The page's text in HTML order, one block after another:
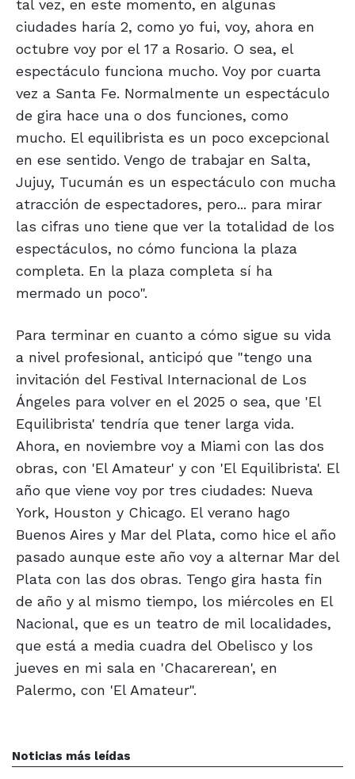
tal vez, en este momento, en algunas
ciudades haría 2, como yo fui, voy, ahora en
octubre voy por el 17 a Rosario. O sea, el
espectáculo funciona mucho. Voy por cuarta
vez a Santa Fe. Normalmente un espectáculo
de gira hace una o dos funciones, como
mucho. El equilibrista es un poco excepcional
en ese sentido. Vengo de trabajar en Salta,
Jujuy, Tucumán es un espectáculo con mucha
atracción de espectadores, pero... para mirar
las cifras uno tiene que ver la totalidad de los
espectáculos, no cómo funciona la plaza
completa. En la plaza completa sí ha
mermado un poco".
Para terminar en cuanto a cómo sigue su vida
a nivel profesional, anticipó que "tengo una
invitación del Festival Internacional de Los
Ángeles para volver en el 2025 o sea, que 'El
Equilibrista' tendría que tener larga vida.
Ahora, en noviembre voy a Miami con las dos
obras, con 'El Amateur' y con 'El Equilibrista'. El
año que viene voy por tres ciudades: Nueva
York, Houston y Chicago. El verano hago
Buenos Aires y Mar del Plata, como hice el año
pasado aunque este año voy a alternar Mar del
Plata con las dos obras. Tengo gira hasta fin
de año y al mismo tiempo, los miércoles en El
Nacional, que es un teatro de mil localidades,
que está a media cuadra del Obelisco y los
jueves en mi sala en 'Chacarerean', en
Palermo, con 'El Amateur".
Noticias más leídas